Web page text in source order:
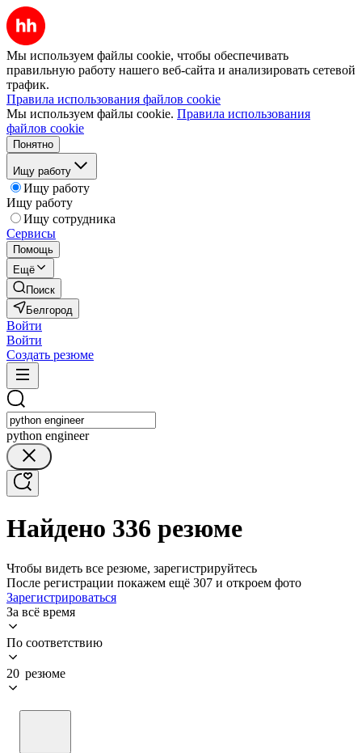
Мы используем файлы cookie, чтобы обеспечивать
правильную работу нашего веб-сайта и анализировать сетевой
трафик.
Правила использования файлов cookie
Мы используем файлы cookie. Правила использования
файлов cookie
Понятно
Ищу работу
Ищу работу
Ищу работу
Ищу сотрудника
Сервисы
Помощь
Ещё
Поиск
Белгород
Войти
Войти
Создать резюме
python engineer
Найдено 336 резюме
Чтобы видеть все резюме, зарегистрируйтесь
После регистрации покажем ещё 307 и откроем фото
Зарегистрироваться
За всё время
По соответствию
20 резюме